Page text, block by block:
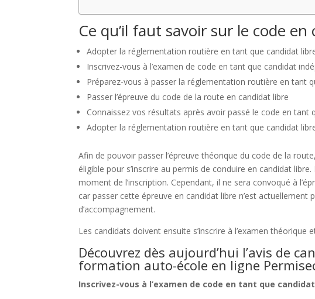
Ce qu’il faut savoir sur le code
Adopter la réglementation routière en tant que candidat
Inscrivez-vous à l’examen de code en tant que candidat
Préparez-vous à passer la réglementation routière en tant
Passer l’épreuve du code de la route en candidat libre
Connaissez vos résultats après avoir passé le code en tant
Adopter la réglementation routière en tant que candidat
Afin de pouvoir passer l’épreuve théorique du code de la
éligible pour s’inscrire au permis de conduire en candidat
moment de l’inscription. Cependant, il ne sera convoqué à
car passer cette épreuve en candidat libre n’est
d’accompagnement.
Les candidats doivent ensuite s’inscrire à l’examen théorique
Découvrez dès aujourd’hui l’avis de
formation auto-école en ligne
Inscrivez-vous à l’examen de code en tant que